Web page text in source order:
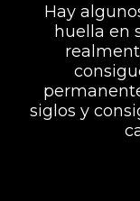
Hay
huella en
siglos y